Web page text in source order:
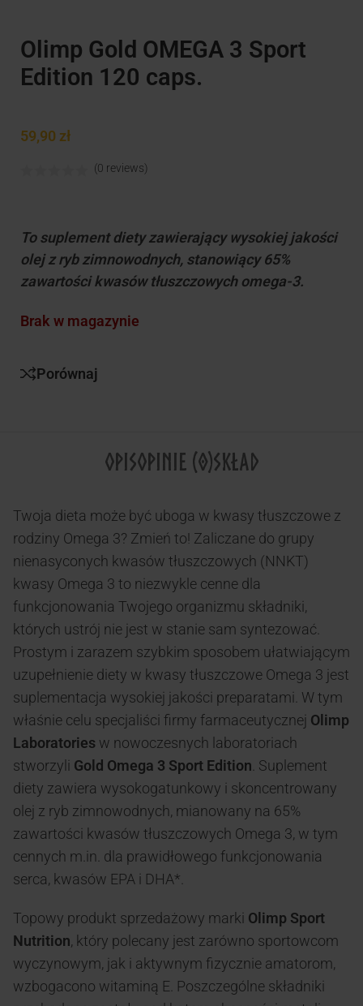
Olimp Gold OMEGA 3 Sport
Edition 120 caps.
59,90 zł
(0 reviews)
To suplement diety zawierający wysokiej jakości
olej z ryb zimnowodnych, stanowiący 65%
zawartości kwasów tłuszczowych omega-3.
Brak w magazynie
Porównaj
OPISOPINIE (0)SKŁAD
Twoja dieta może być uboga w kwasy tłuszczowe z
rodziny Omega 3? Zmień to! Zaliczane do grupy
nienasyconych kwasów tłuszczowych (NNKT)
kwasy Omega 3 to niezwykle cenne dla
funkcjonowania Twojego organizmu składniki,
których ustrój nie jest w stanie sam syntezować.
Prostym i zarazem szybkim sposobem ułatwiającym
uzupełnienie diety w kwasy tłuszczowe Omega 3 jest
suplementacja wysokiej jakości preparatami. W tym
właśnie celu specjaliści firmy farmaceutycznej Olimp
Laboratories w nowoczesnych laboratoriach
stworzyli Gold Omega 3 Sport Edition . Suplement
diety zawiera wysokogatunkowy i skoncentrowany
olej z ryb zimnowodnych, mianowany na 65%
zawartości kwasów tłuszczowych Omega 3, w tym
cennych m.in. dla prawidłowego funkcjonowania
serca, kwasów EPA i DHA*.
Topowy produkt sprzedażowy marki Olimp Sport
Nutrition, który polecany jest zarówno sportowcom
wyczynowym, jak i aktywnym fizycznie amatorom,
wzbogacono witaminą E. Poszczególne składniki